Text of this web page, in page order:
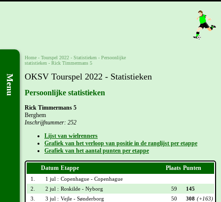
Menu
Home - Tourspel 2022 - Statistieken - Persoonlijke
statistieken - Rick Timmermans 5
OKSV Tourspel 2022 - Statistieken
Persoonlijke statistieken
Rick Timmermans 5
Berghem
Inschrijfnummer: 252
Lijst van wielrenners
Grafiek van het verloop van positie in de ranglijst per etappe
Grafiek van het aantal punten per etappe
Datum Etappe Plaats Punten
1. 1 jul : Copenhague - Copenhague
2.
2 jul : Roskilde - Nyborg 59
145
3.
3 jul : Vejle - Sønderborg 50 308 (+163)